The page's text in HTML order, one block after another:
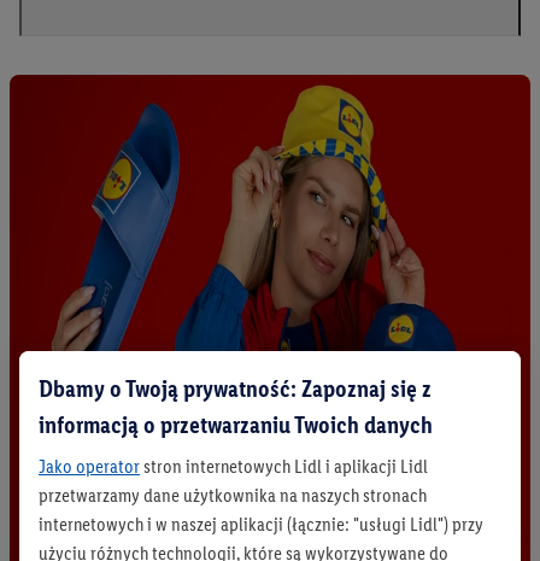
Dbamy o Twoją prywatność: Zapoznaj się z
informacją o przetwarzaniu Twoich danych
Jako operatorstron internetowych Lidl i aplikacji Lidl
przetwarzamy dane użytkownika na naszych stronach
internetowych i w naszej aplikacji (łącznie: "usługi Lidl") przy
użyciu różnych technologii, które są wykorzystywane do